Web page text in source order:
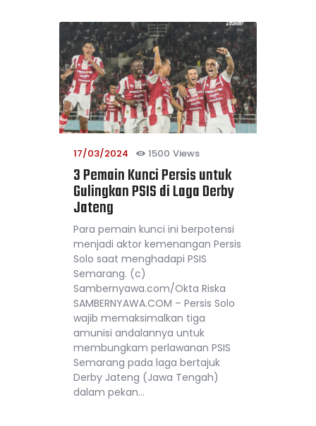
17/03/2024 1500 Views
3 Pemain Kunci Persis untuk
Gulingkan PSIS di Laga Derby
Jateng
Para pemain kunci ini berpotensi
menjadi aktor kemenangan Persis
Solo saat menghadapi PSIS
Semarang. (c)
Sambernyawa.com/Okta Riska
SAMBERNYAWA.COM – Persis Solo
wajib memaksimalkan tiga
amunisi andalannya untuk
membungkam perlawanan PSIS
Semarang pada laga bertajuk
Derby Jateng (Jawa Tengah)
dalam pekan…